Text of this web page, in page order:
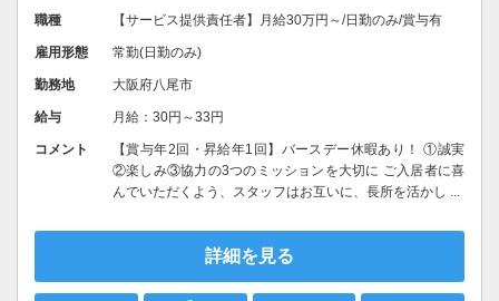
職種 【サービス提供責任者】月給30万円～/日勤のみ/賞与有
雇用形態 常勤(日勤のみ)
勤務地 大阪府八尾市
給与 月給：30円～33円
コメント
【賞与年2回・昇給年1回】バースデー休暇あり！ ①誠実
②楽しみ③協力の3つのミッションを大切に ご入居者に喜
んでいただくよう、スタッフはお互いに、長所を活かし ...
詳細を見る